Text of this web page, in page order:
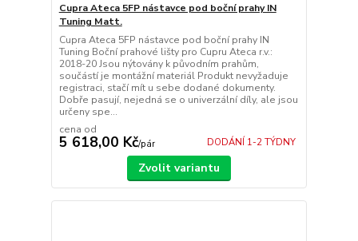
Cupra Ateca 5FP nástavce pod boční prahy IN
Tuning Matt.
Cupra Ateca 5FP nástavce pod boční prahy IN
Tuning Boční prahové lišty pro Cupru Ateca r.v.:
2018-20 Jsou nýtovány k původním prahům,
součástí je montážní materiál Produkt nevyžaduje
registraci, stačí mít u sebe dodané dokumenty.
Dobře pasují, nejedná se o univerzální díly, ale jsou
určeny spe...
cena od
5 618,00 Kč/pár DODÁNÍ 1-2 TÝDNY
Zvolit variantu